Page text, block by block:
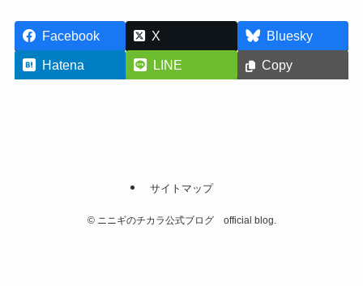
Facebook X
Bluesky
Hatena
LINE Copy
サイトマップ
©ニニギのチカラ公式ブログ official blog.